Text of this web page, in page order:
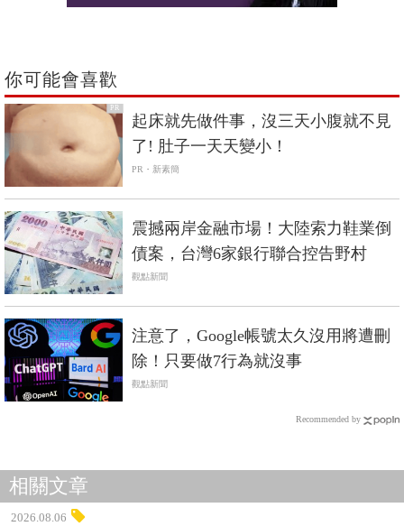
你可能會喜歡
PR
起床就先做件事，沒三天小腹就不見
了! 肚子一天天變小！
PR・新素簡
震撼兩岸金融市場！大陸索力鞋業倒
債案，台灣6家銀行聯合控告野村
觀點新聞
注意了，Google帳號太久沒用將遭刪
除！只要做7行為就沒事
觀點新聞
Recommended by
相關文章
2026.08.06